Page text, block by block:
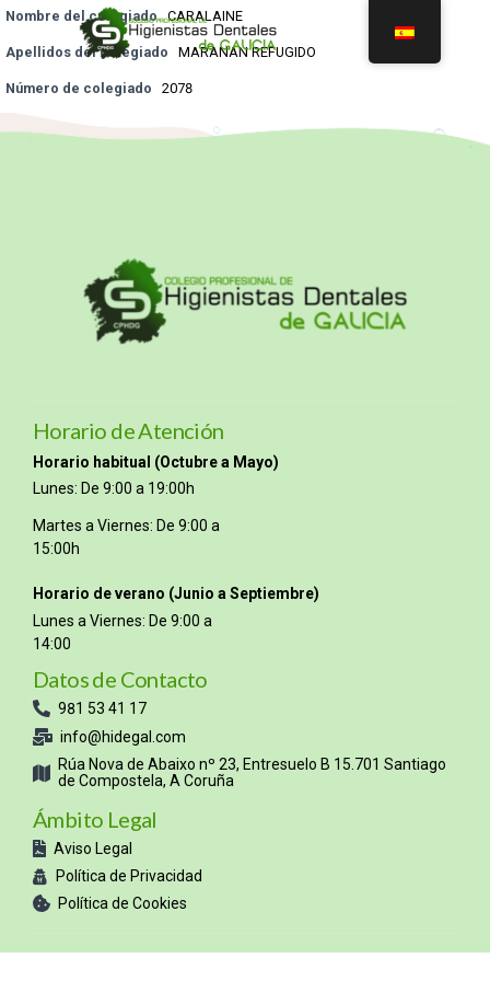
Nombre del colegiado CARALAINE
Apellidos del colegiado MARANAN REFUGIDO
Número de colegiado 2078
Horario de Atención
Horario habitual (Octubre a Mayo)
Lunes: De 9:00 a 19:00h
Martes a Viernes: De 9:00 a
15:00h
Horario de verano (Junio a Septiembre)
Lunes a Viernes: De 9:00 a
14:00
Datos de Contacto
981 53 41 17
info@hidegal.com
Rúa Nova de Abaixo nº 23, Entresuelo B 15.701 Santiago
de Compostela, A Coruña
Ámbito Legal
Aviso Legal
Política de Privacidad
Política de Cookies